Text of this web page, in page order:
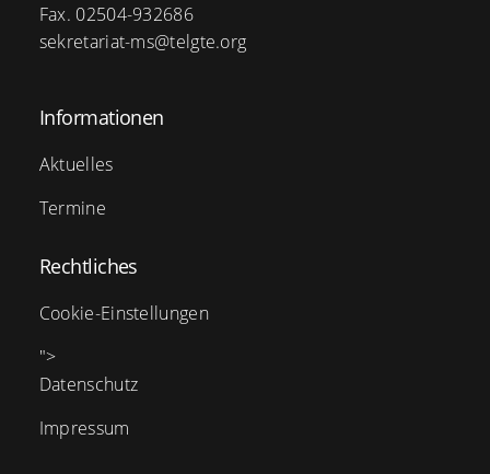
Fax. 02504-932686
sekretariat-ms@telgte.org
Informationen
Aktuelles
Termine
Rechtliches
Cookie-Einstellungen
">
Datenschutz
Impressum